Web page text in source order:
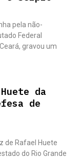
pela não-
Federal
gravou um
da
de
de Rafael Huete
do Rio Grande